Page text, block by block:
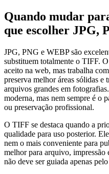
Quando mudar
que escolher JPG,
JPG, PNG e WEBP são
substituem totalmente o TIFF.
aceito na web, mas trabalha
preserva melhor áreas sólidas e
arquivos grandes em
moderna, mas nem sempre é o
ou preservação profissional.
O TIFF se destaca quando a
qualidade para uso posterior.
nem o mais conveniente para
melhor para arquivo, impressão
não deve ser guiada apenas